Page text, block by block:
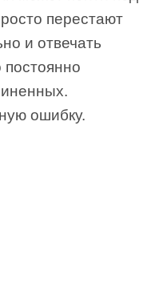
перестают
и отвечать
ошибку.